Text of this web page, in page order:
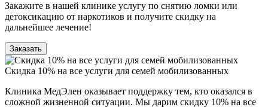
Закажите в нашей клинике услугу по снятию ломки или
детоксикацию от наркотиков и получите скидку на
дальнейшее лечение!
Заказать
Скидка 10% на все услуги для семей мобилизованных
Клиника МедЭлен оказывает поддержку тем, кто оказался в
сложной жизненной ситуации. Мы дарим скидку 10% на все